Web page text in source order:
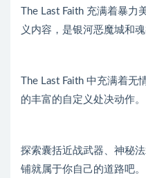
The Last Faith 充满着暴力
义内容，是银河恶魔城和
The Last Faith 中充满着无
的丰富的自定义处决动作。
探索囊括近战武器、神秘
铺就属于你自己的道路吧。